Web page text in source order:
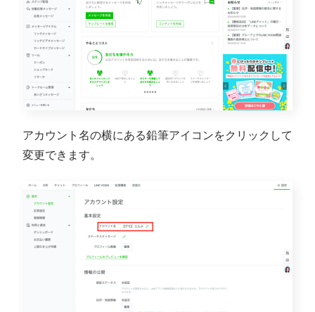
アカウント名の横にある鉛筆アイコンをクリックして
変更できます。